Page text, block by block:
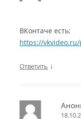
ВКонтаче есть:
https://vkvideo.ru/
Ответить ↓